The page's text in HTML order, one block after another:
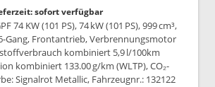
sofort verfügbar
74 KW (101 PS), 74 kW (101 PS), 999 cm³,
Gang, Frontantrieb, Verbrennungsmotor
kombiniert 5,9 l/100km
kombiniert 133.00 g/km (WLTP), CO₂-
Signalrot Metallic, Fahrzeugnr.: 132122